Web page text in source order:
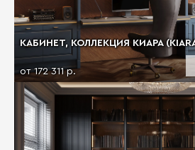
КАБИНЕТ, КОЛЛЕКЦИЯ КИАРА
от 172 311 р.